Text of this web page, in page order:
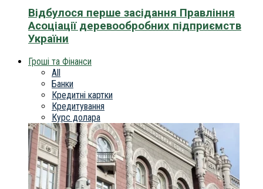
Відбулося перше засідання Правління
Асоціації деревообробних підприємств
України
Гроші та Фінанси
All
Банки
Кредитні картки
Кредитування
Курс долара